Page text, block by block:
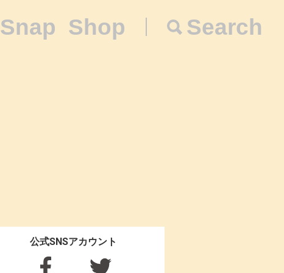
Snap Shop Search
公式SNSアカウント